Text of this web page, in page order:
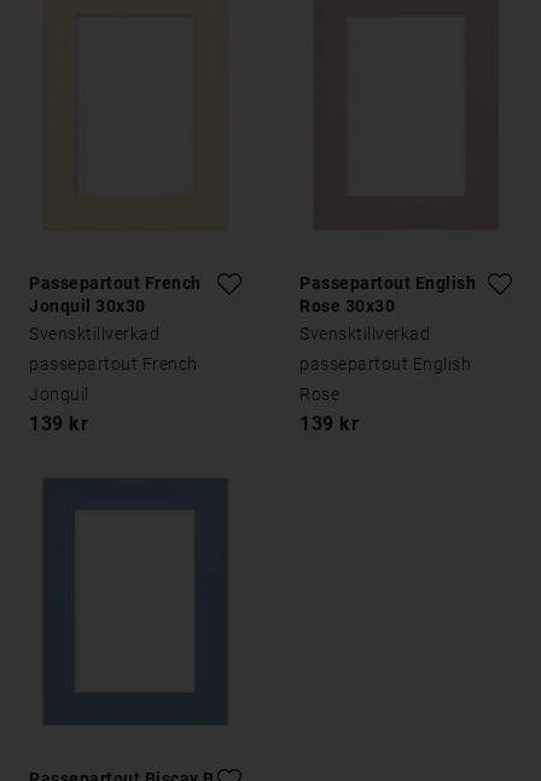
Passepartout French
Jonquil 30x30
Svensktillverkad
passepartout French
Jonquil
139 kr
Passepartout English
Rose 30x30
Svensktillverkad
passepartout English
Rose
139 kr